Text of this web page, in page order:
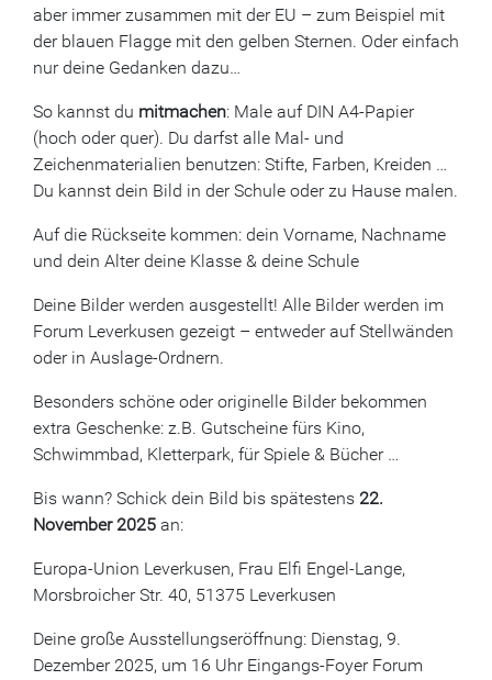
aber immer zusammen mit der EU – zum Beispiel mit
der blauen Flagge mit den gelben Sternen. Oder einfach
nur deine Gedanken dazu…
So kannst du mitmachen: Male auf DIN A4-Papier
(hoch oder quer). Du darfst alle Mal- und
Zeichenmaterialien benutzen: Stifte, Farben, Kreiden …
Du kannst dein Bild in der Schule oder zu Hause malen.
Auf die Rückseite kommen: dein Vorname, Nachname
und dein Alter deine Klasse & deine Schule
Deine Bilder werden ausgestellt! Alle Bilder werden im
Forum Leverkusen gezeigt – entweder auf Stellwänden
oder in Auslage-Ordnern.
Besonders schöne oder originelle Bilder bekommen
extra Geschenke: z.B. Gutscheine fürs Kino,
Schwimmbad, Kletterpark, für Spiele & Bücher …
Bis wann? Schick dein Bild bis spätestens 22.
November 2025 an:
Europa-Union Leverkusen, Frau Elfi Engel-Lange,
Morsbroicher Str. 40, 51375 Leverkusen
Deine große Ausstellungseröffnung: Dienstag, 9.
Dezember 2025, um 16 Uhr Eingangs-Foyer Forum